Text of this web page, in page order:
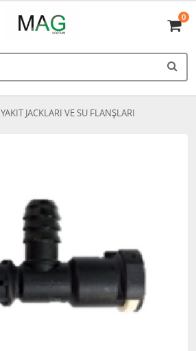
0
YAKIT JACKLARI VE SU FLANŞLARI